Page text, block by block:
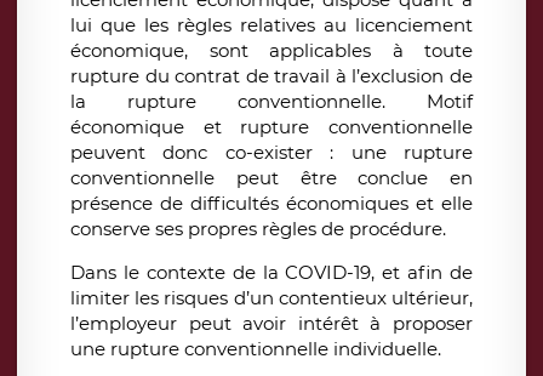
lui que les règles relatives au licenciement
économique, sont applicables à toute
rupture du contrat de travail à l’exclusion de
la rupture conventionnelle. Motif
économique et rupture conventionnelle
peuvent donc co-exister : une rupture
conventionnelle peut être conclue en
présence de difficultés économiques et elle
conserve ses propres règles de procédure.
Dans le contexte de la COVID-19, et afin de
limiter les risques d’un contentieux ultérieur,
l’employeur peut avoir intérêt à proposer
une rupture conventionnelle individuelle.